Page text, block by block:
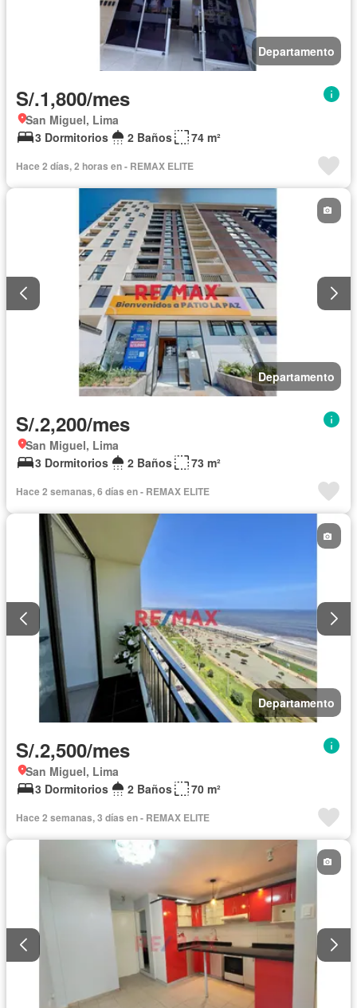
Departamento
S/.1,800/mes
San Miguel, Lima
3 Dormitorios
2 Baños 74 m²
Hace 2 días, 2 horas en - REMAX ELITE
Departamento
S/.2,200/mes
San Miguel, Lima
3 Dormitorios
2 Baños 73 m²
Hace 2 semanas, 6 días en - REMAX ELITE
Departamento
S/.2,500/mes
San Miguel, Lima
3 Dormitorios
2 Baños 70 m²
Hace 2 semanas, 3 días en - REMAX ELITE